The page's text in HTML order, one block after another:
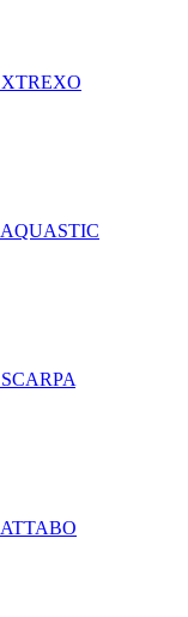
XTREXO
AQUASTIC
SCARPA
ATTABO